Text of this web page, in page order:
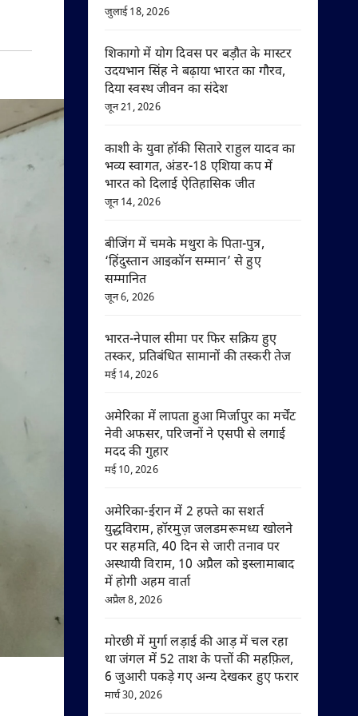
जुलाई 18, 2026
शिकागो में योग दिवस पर बड़ौत के मास्टर
उदयभान सिंह ने बढ़ाया भारत का गौरव,
दिया स्वस्थ जीवन का संदेश
जून 21, 2026
काशी के युवा हॉकी सितारे राहुल यादव का
भव्य स्वागत, अंडर-18 एशिया कप में
भारत को दिलाई ऐतिहासिक जीत
जून 14, 2026
बीजिंग में चमके मथुरा के पिता-पुत्र,
‘हिंदुस्तान आइकॉन सम्मान’ से हुए
सम्मानित
जून 6, 2026
भारत-नेपाल सीमा पर फिर सक्रिय हुए
तस्कर, प्रतिबंधित सामानों की तस्करी तेज
मई 14, 2026
अमेरिका में लापता हुआ मिर्जापुर का मर्चेंट
नेवी अफसर, परिजनों ने एसपी से लगाई
मदद की गुहार
मई 10, 2026
अमेरिका-ईरान में 2 हफ्ते का सशर्त
युद्धविराम, हॉरमुज़ जलडमरूमध्य खोलने
पर सहमति, 40 दिन से जारी तनाव पर
अस्थायी विराम, 10 अप्रैल को इस्लामाबाद
में होगी अहम वार्ता
अप्रैल 8, 2026
मोरछी में मुर्गा लड़ाई की आड़ में चल रहा
था जंगल में 52 ताश के पत्तों की महफ़िल,
6 जुआरी पकड़े गए अन्य देखकर हुए फरार
मार्च 30, 2026